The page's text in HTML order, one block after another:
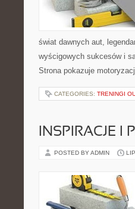
świat dawnych aut,
wyścigowych sukcesów i
Strona pokazuje
CATEGORIES: TRENINGI
INSPIRACJE I
POSTED BY ADMIN